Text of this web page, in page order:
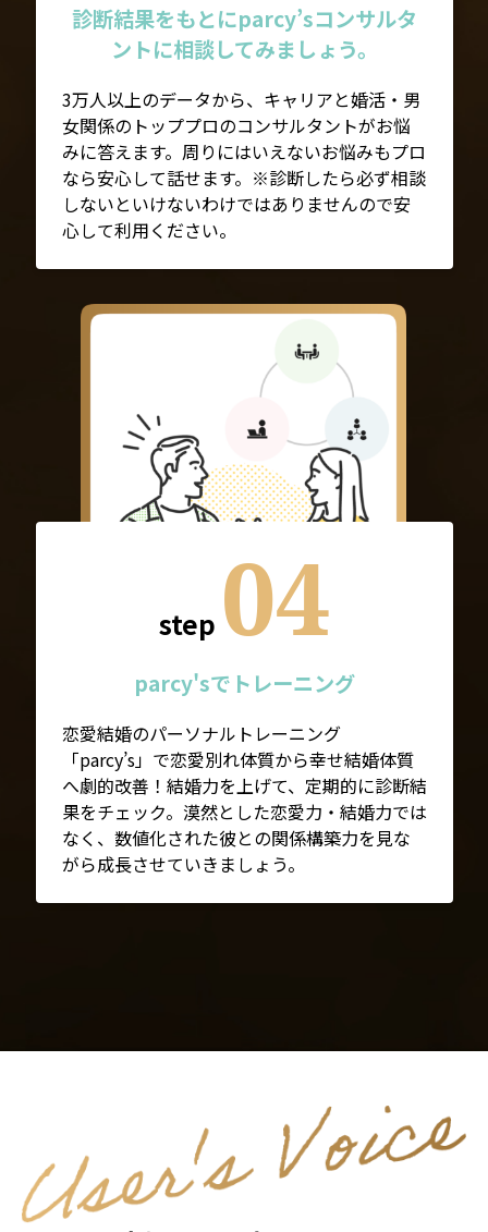
診断結果をもとにparcy’sコンサルタ
ントに相談してみましょう。
3万人以上のデータから、キャリアと婚活・男
女関係のトッププロのコンサルタントがお悩
みに答えます。周りにはいえないお悩みもプロ
なら安心して話せます。※診断したら必ず相談
しないといけないわけではありませんので安
心して利用ください。
step 04
parcy'sでトレーニング
恋愛結婚のパーソナルトレーニング
「parcy’s」で恋愛別れ体質から幸せ結婚体質
へ劇的改善！結婚力を上げて、定期的に診断結
果をチェック。漠然とした恋愛力・結婚力では
なく、数値化された彼との関係構築力を見な
がら成長させていきましょう。